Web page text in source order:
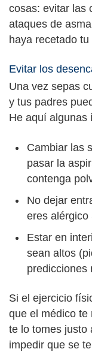
cosas: evitar las
ataques de
haya recetado tu
Evitar los
Una vez sepas
y tus padres
He aquí algunas
Cambiar las
pasar la
contenga
No dejar
eres alérgico
Estar en
sean altos
predicciones
Si el ejercicio
que el médico te
te lo tomes justo
impedir que se